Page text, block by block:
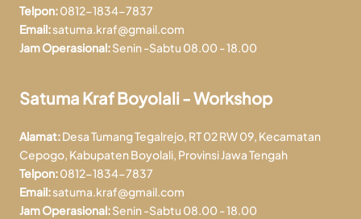
Telpon:0812-1834-7837
Email:satuma.kraf@gmail.com
Jam Operasional:Senin -Sabtu 08.00 - 18.00
Satuma Kraf Boyolali - Workshop
Alamat:Desa Tumang Tegalrejo, RT 02 RW 09, Kecamatan
Cepogo, Kabupaten Boyolali, Provinsi Jawa Tengah
Telpon:0812-1834-7837
Email:satuma.kraf@gmail.com
Jam Operasional:Senin -Sabtu 08.00 - 18.00